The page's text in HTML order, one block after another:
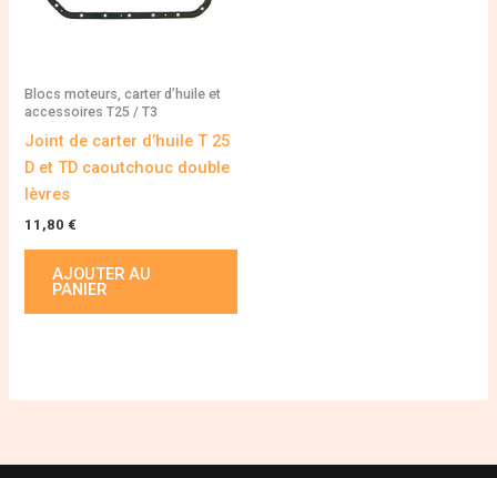
Blocs moteurs, carter d’huile et
accessoires T25 / T3
Joint de carter d’huile T 25
D et TD caoutchouc double
lèvres
11,80 €
AJOUTER AU
PANIER